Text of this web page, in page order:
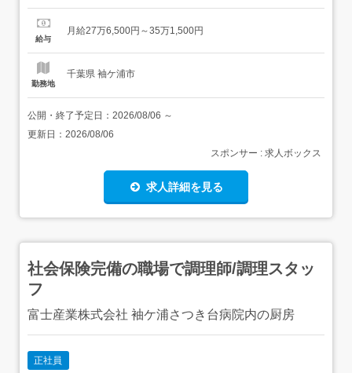
す。」の保育理念を掲げる当法人では、”子どもにとって必
保育を目指して創意工夫をしたいと考えている方にピッタ
給与
月給27万6,500円～35万1,500円
勤務地
千葉県 袖ケ浦市
公開・終了予定日： 2026/08/06 ～
更新日： 2026/08/06
スポンサー : 求人ボックス
求人詳細を見る
社会保険完備の職場で調理師/調理スタッ
フ
富士産業株式会社 袖ケ浦さつき台病院内の厨房
正社員